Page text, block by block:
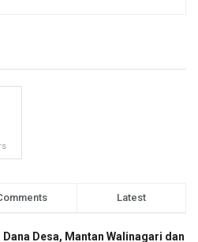
Latest
Desa, Mantan Walinagari dan